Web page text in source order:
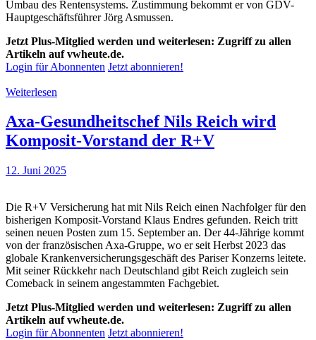
Umbau des Rentensystems. Zustimmung bekommt er von GDV-
Hauptgeschäftsführer Jörg Asmussen.
Jetzt Plus-Mitglied werden und weiterlesen: Zugriff zu allen
Artikeln auf vwheute.de.
Login für Abonnenten Jetzt abonnieren!
Weiterlesen
Axa-Gesundheitschef Nils Reich wird
Komposit-Vorstand der R+V
12. Juni 2025
Die R+V Versicherung hat mit Nils Reich einen Nachfolger für den
bisherigen Komposit-Vorstand Klaus Endres gefunden. Reich tritt
seinen neuen Posten zum 15. September an. Der 44-Jährige kommt
von der französischen Axa-Gruppe, wo er seit Herbst 2023 das
globale Krankenversicherungsgeschäft des Pariser Konzerns leitete.
Mit seiner Rückkehr nach Deutschland gibt Reich zugleich sein
Comeback in seinem angestammten Fachgebiet.
Jetzt Plus-Mitglied werden und weiterlesen: Zugriff zu allen
Artikeln auf vwheute.de.
Login für Abonnenten Jetzt abonnieren!